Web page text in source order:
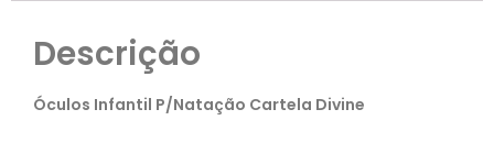
Descrição
Óculos Infantil P/Natação Cartela Divine